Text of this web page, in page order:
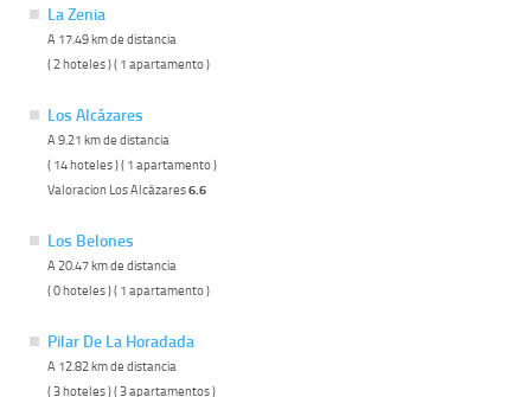
La Zenia
A 17.49 km de distancia
( 2 hoteles ) ( 1 apartamento )
Los Alcázares
A 9.21 km de distancia
( 14 hoteles ) ( 1 apartamento )
Valoracion Los Alcázares6.6
Los Belones
A 20.47 km de distancia
( 0 hoteles ) ( 1 apartamento )
Pilar De La Horadada
A 12.82 km de distancia
( 3 hoteles ) ( 3 apartamentos )